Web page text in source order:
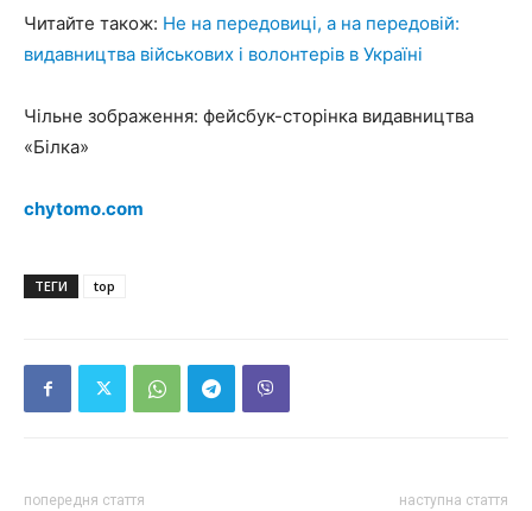
Читайте також: Не на передовиці, а на передовій:
видавництва військових і волонтерів в Україні
Чільне зображення: фейсбук-сторінка видавництва
«Білка»
chytomo.com
ТЕГИ top
попередня стаття наступна стаття